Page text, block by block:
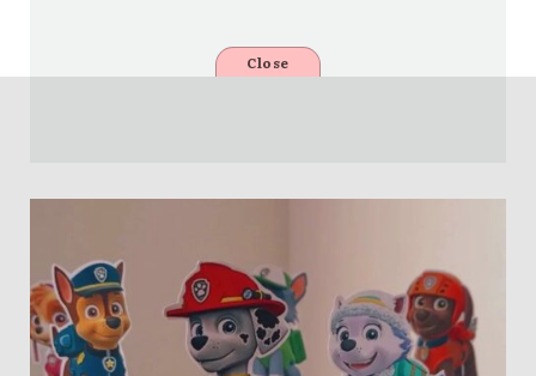
Close